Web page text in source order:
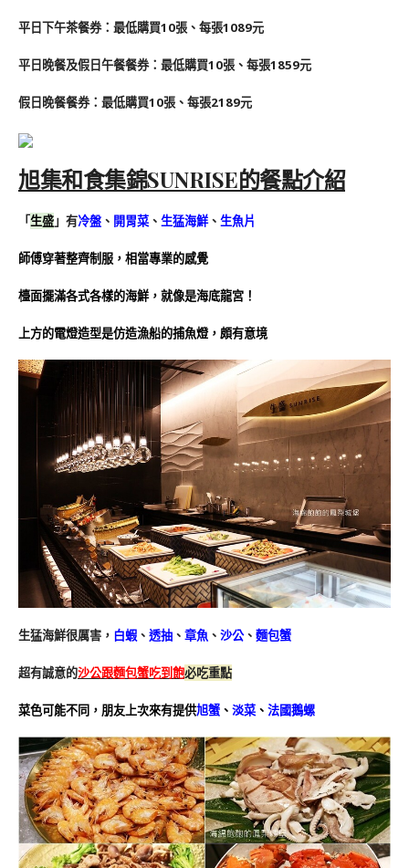
平日下午茶餐券：最低購買10張、每張1089元
平日晚餐及假日午餐餐券：最低購買10張、每張1859元
假日晚餐餐券：最低購買10張、每張2189元
旭集和食集錦SUNRISE的餐點介紹
「生盛」 有冷盤 、 開胃菜 、 生猛海鮮、 生魚片
師傅穿著整齊制服，相當專業的感覺
檯面擺滿各式各樣的海鮮，就像是海底龍宮！
上方的電燈造型是仿造漁船的捕魚燈，頗有意境
生猛海鮮很厲害， 白蝦 、 透抽 、 章魚 、 沙公、 麵包蟹
超有誠意的沙公跟麵包蟹吃到飽必吃重點
菜色可能不同，朋友上次來有提供旭蟹 、 淡菜 、 法國鵝螺